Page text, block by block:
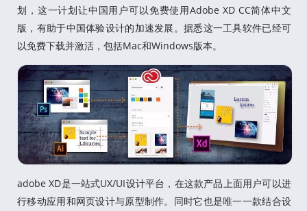
划，这一计划让中国用户可以免费使用Adobe XD CC简体中文
版，有助于中国体验设计的加速发展。据悉这一工具软件已经可
以免费下载并激活，包括Mac和Windows版本。
adobe XD是一站式UX/UI设计平台，在这款产品上面用户可以进
行移动应用和网页设计与原型制作。同时它也是唯一一款结合设